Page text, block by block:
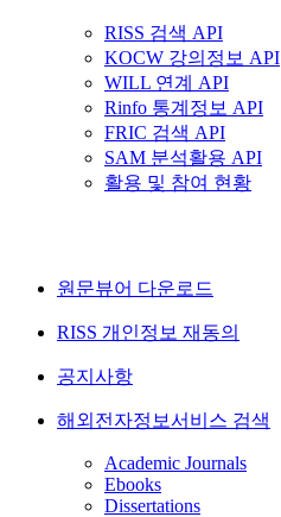
RISS 검색 API
KOCW 강의정보 API
WILL 연계 API
Rinfo 통계정보 API
FRIC 검색 API
SAM 분석활용 API
활용 및 참여 현황
원문뷰어 다운로드
RISS 개인정보 재동의
공지사항
해외전자정보서비스 검색
Academic Journals
Ebooks
Dissertations